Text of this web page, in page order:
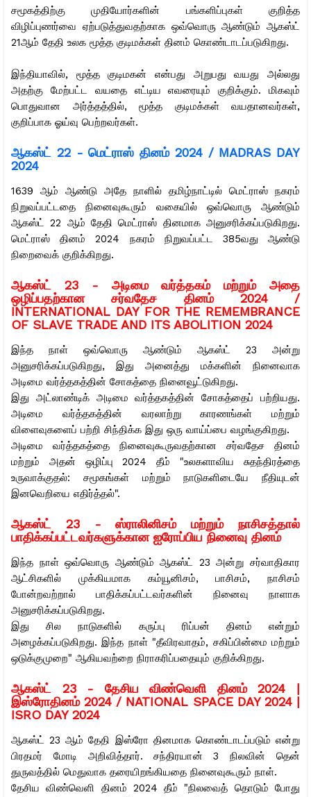
சமூகத்திற்கு முதியோர்களின் பங்களிப்புகள் குறித்த
விழிப்புணர்வை ஏற்படுத்துவதற்காக ஒவ்வொரு ஆண்டும் ஆகஸ்ட்
21ஆம் தேதி உலக மூத்த குடிமக்கள் தினம் கொண்டாடப்படுகிறது.
இந்தியாவில், மூத்த குடிமகன் என்பது அறுபது வயது அல்லது
அதற்கு மேற்பட்ட வயதை எட்டிய எவரையும் குறிக்கும். மிகவும்
பொதுவான அர்த்தத்தில், மூத்த குடிமக்கள் வயதானவர்கள்,
குறிப்பாக ஓய்வு பெற்றவர்கள்.
ஆகஸ்ட் 22 -மெட்ராஸ் தினம் 2024 / MADRAS DAY
2024
1639 ஆம் ஆண்டு அதே நாளில் தமிழ்நாட்டில் மெட்ராஸ் நகரம்
நிறுவப்பட்டதை நினைவுகூரும் வகையில் ஒவ்வொரு ஆண்டும்
ஆகஸ்ட் 22 ஆம் தேதி மெட்ராஸ் தினமாக அனுசரிக்கப்படுகிறது.
மெட்ராஸ் தினம் 2024 நகரம் நிறுவப்பட்ட 385வது ஆண்டு
நிறைவைக் குறிக்கிறது.
ஆகஸ்ட் 23 - அடிமை வர்த்தகம் மற்றும் அதை
ஒழிப்பதற்கான சர்வதேச தினம் 2024 /
INTERNATIONAL DAY FOR THE REMEMBRANCE
OF SLAVE TRADE AND ITS ABOLITION 2024
இந்த நாள் ஒவ்வொரு ஆண்டும் ஆகஸ்ட் 23 அன்று
அனுசரிக்கப்படுகிறது, இது அனைத்து மக்களின் நினைவாக
அடிமை வர்த்தகத்தின் சோகத்தை நினைவூட்டுகிறது.
இது அட்லாண்டிக் அடிமை வர்த்தகத்தின் சோகத்தைப் பற்றியது.
அடிமை வர்த்தகத்தின் வரலாற்று காரணங்கள் மற்றும்
விளைவுகளைப் பற்றி சிந்திக்க இது ஒரு வாய்ப்பை வழங்குகிறது.
அடிமை வர்த்தகத்தை நினைவுகூருவதற்கான சர்வதேச தினம்
மற்றும் அதன் ஒழிப்பு 2024 தீம் "உலகளாவிய சுதந்திரத்தை
உருவாக்குதல்: சமூகங்கள் மற்றும் நாடுகளிடையே நீதியுடன்
இனவெறியை எதிர்த்தல்".
ஆகஸ்ட் 23 - ஸ்ராலினிசம் மற்றும் நாசிசத்தால்
பாதிக்கப்பட்டவர்களுக்கான ஐரோப்பிய நினைவு தினம்
இந்த நாள் ஒவ்வொரு ஆண்டும் ஆகஸ்ட் 23 அன்று சர்வாதிகார
ஆட்சிகளில் முக்கியமாக கம்யூனிசம், பாசிசம், நாசிசம்
போன்றவற்றால் பாதிக்கப்பட்டவர்களின் நினைவு நாளாக
அனுசரிக்கப்படுகிறது.
இது சில நாடுகளில் கருப்பு ரிப்பன் தினம் என்றும்
அழைக்கப்படுகிறது. இந்த நாள் "தீவிரவாதம், சகிப்பின்மை மற்றும்
ஒடுக்குமுறை" ஆகியவற்றை நிராகரிப்பதையும் குறிக்கிறது.
ஆகஸ்ட் 23 - தேசிய விண்வெளி தினம் 2024 |
இஸ்ரோதினம் 2024 / NATIONAL SPACE DAY 2024 |
ISRO DAY 2024
ஆகஸ்ட் 23 ஆம் தேதி இஸ்ரோ தினமாக கொண்டாடப்படும் என்று
பிரதமர் மோடி அறிவித்தார். சந்திரயான் 3 நிலவின் தென்
துருவத்தில் மெதுவாக தரையிறங்கியதை நினைவுகூரும் நாள்.
தேசிய விண்வெளி தினம் 2024 தீம் "நிலவைத் தொடும் போது